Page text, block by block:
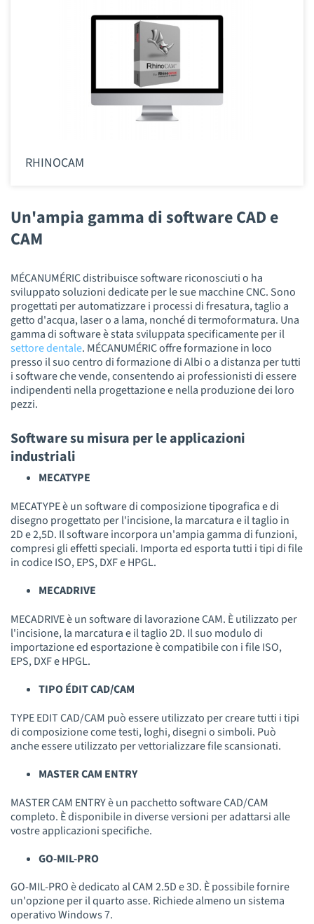
RHINOCAM
Un'ampia gamma di software CAD e
CAM
MÉCANUMÉRIC distribuisce software riconosciuti o ha
sviluppato soluzioni dedicate per le sue macchine CNC. Sono
progettati per automatizzare i processi di fresatura, taglio a
getto d'acqua, laser o a lama, nonché di termoformatura. Una
gamma di software è stata sviluppata specificamente per il
settore dentale. MÉCANUMÉRIC offre formazione in loco
presso il suo centro di formazione di Albi o a distanza per tutti
i software che vende, consentendo ai professionisti di essere
indipendenti nella progettazione e nella produzione dei loro
pezzi.
Software su misura per le applicazioni
industriali
MECATYPE
MECATYPE è un software di composizione tipografica e di
disegno progettato per l'incisione, la marcatura e il taglio in
2D e 2,5D. Il software incorpora un'ampia gamma di funzioni,
compresi gli effetti speciali. Importa ed esporta tutti i tipi di file
in codice ISO, EPS, DXF e HPGL.
MECADRIVE
MECADRIVE è un software di lavorazione CAM. È utilizzato per
l'incisione, la marcatura e il taglio 2D. Il suo modulo di
importazione ed esportazione è compatibile con i file ISO,
EPS, DXF e HPGL.
TIPO ÉDIT CAD/CAM
TYPE EDIT CAD/CAM può essere utilizzato per creare tutti i tipi
di composizione come testi, loghi, disegni o simboli. Può
anche essere utilizzato per vettorializzare file scansionati.
MASTER CAM ENTRY
MASTER CAM ENTRY è un pacchetto software CAD/CAM
completo. È disponibile in diverse versioni per adattarsi alle
vostre applicazioni specifiche.
GO-MIL-PRO
GO-MIL-PRO è dedicato al CAM 2.5D e 3D. È possibile fornire
un'opzione per il quarto asse. Richiede almeno un sistema
operativo Windows 7.